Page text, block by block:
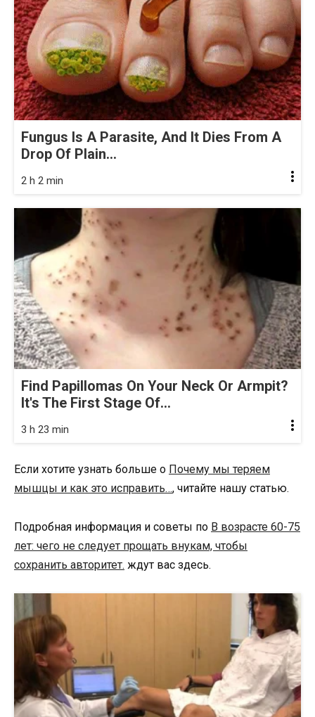
Fungus Is A Parasite, And It Dies From A
Drop Of Plain...
2 h 2 min
Find Papillomas On Your Neck Or Armpit?
It's The First Stage Of...
3 h 23 min
Если хотите узнать больше о Почему мы теряем
мышцы и как это исправить…, читайте нашу статью.
Подробная информация и советы по В возрасте 60-75
лет: чего не следует прощать внукам, чтобы
сохранить авторитет. ждут вас здесь.